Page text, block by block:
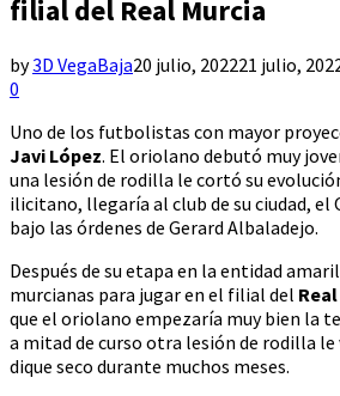
filial del Real Murcia
by3D VegaBaja20 julio, 202221 julio,
0
Uno de los futbolistas con mayor
Javi López. El oriolano debutó muy
una lesión de rodilla le cortó su
ilicitano, llegaría al club de su ciudad, el
bajo las órdenes de Gerard Albaladejo.
Después de su etapa en la entidad
murcianas para jugar en el filial del
que el oriolano empezaría muy bien la
a mitad de curso otra lesión de rodilla le
dique seco durante muchos meses.